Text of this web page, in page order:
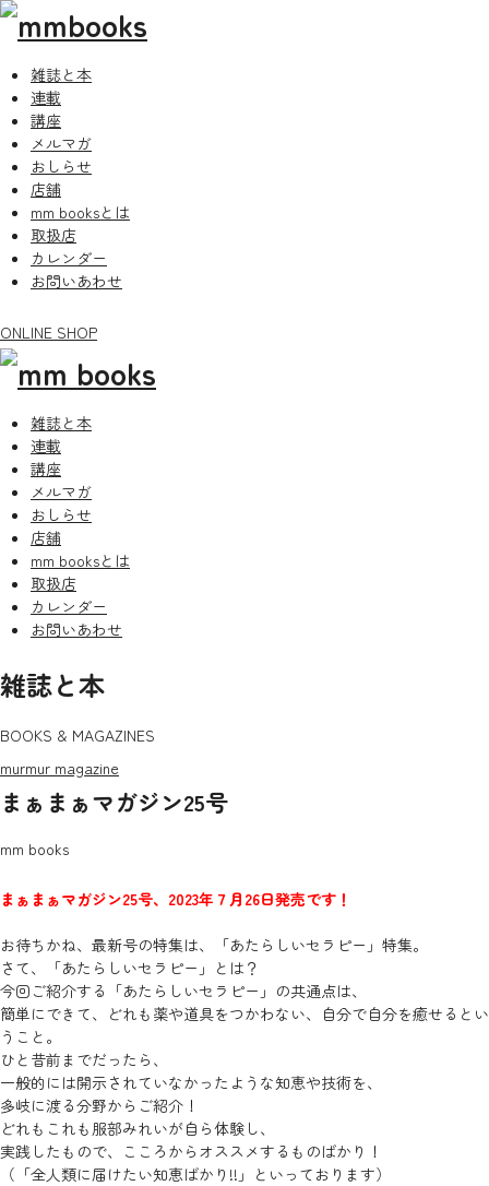
雑誌と本
連載
講座
メルマガ
おしらせ
店舗
mm booksとは
取扱店
カレンダー
お問いあわせ
ONLINE SHOP
雑誌と本
連載
講座
メルマガ
おしらせ
店舗
mm booksとは
取扱店
カレンダー
お問いあわせ
雑誌と本
BOOKS & MAGAZINES
murmur magazine
まぁまぁマガジン25号
mm books
まぁまぁマガジン25号、2023年７月26日発売です！
お待ちかね、最新号の特集は、「あたらしいセラピー」特集。
さて、「あたらしいセラピー」とは？
今回ご紹介する「あたらしいセラピー」の共通点は、
簡単にできて、どれも薬や道具をつかわない、自分で自分を癒せるとい
うこと。
ひと昔前までだったら、
一般的には開示されていなかったような知恵や技術を、
多岐に渡る分野からご紹介！
どれもこれも服部みれいが自ら体験し、
実践したもので、こころからオススメするものばかり！
（「全人類に届けたい知恵ばかり!!」といっております）